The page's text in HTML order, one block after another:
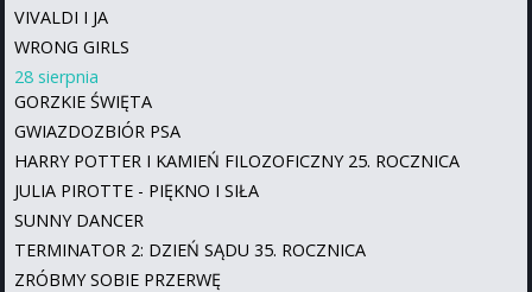
VIVALDI I JA
WRONG GIRLS
28 sierpnia
GORZKIE ŚWIĘTA
GWIAZDOZBIÓR PSA
HARRY POTTER I KAMIEŃ FILOZOFICZNY 25. ROCZNICA
JULIA PIROTTE - PIĘKNO I SIŁA
SUNNY DANCER
TERMINATOR 2: DZIEŃ SĄDU 35. ROCZNICA
ZRÓBMY SOBIE PRZERWĘ